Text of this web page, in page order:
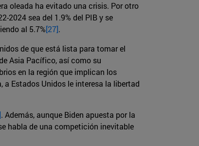
oleada ha evitado una crisis. Por otro
2024 sea del 1.9% del PIB y se
al 5.7%[27].
de que está lista para tomar el
Asia Pacífico, así como su
en la región que implican los
a Estados Unidos le interesa la libertad
. Además, aunque Biden apuesta por la
habla de una competición inevitable